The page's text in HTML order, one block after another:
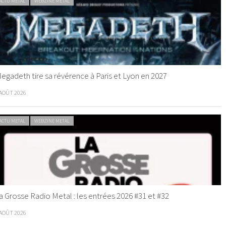
tire sa révérence à Paris et Lyon en 2027
2026
METAL WEBZINE METAL
Grosse Radio Metal : les entrées 2026 #31 et #32
2026